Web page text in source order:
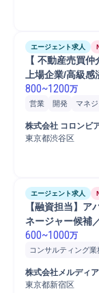
エージェント求人
【 不動産売買
上場企業/高級
800~1200万
営業 開発 マネ
株式会社 コロンビ
東京都渋谷区
エージェント求人
【融資担当】
ネージャー候補
600~1000万
コンサルティング業
マネジメント
戦略提案
審査/回収
株式会社メルディア
東京都新宿区